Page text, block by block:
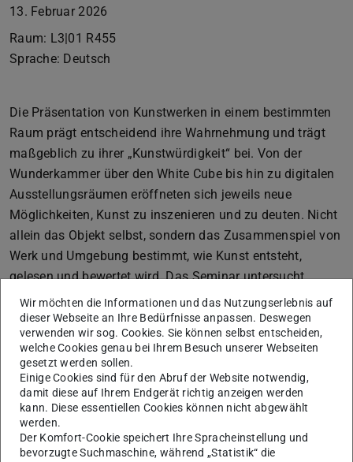
13. Februar 2026
Raum: L3|01 R455
Sprache: Deutsch
Die Präsentation von Kunstwerken in einem bestimmten
Raum prägt entscheidend ihre Wahrnehmung und trägt
maßgeblich zu ihrer „Kunstwürdigkeit“ bei. Von der
Wunderkammer über den White Cube bis hin zu digitalen
Ausstellungsräumen eröffneten sich jeweils neue
Möglichkeiten, Kunst zu inszenieren und zu deuten. Nicht
allein das Objekt selbst, sondern das Zusammenspiel von
Werk und Umgebung bestimmt, wie Kunst entsteht,
gelesen und bewertet wird. Das Seminar untersucht
dieses Verhältnis aus kunsttheoretischer, soziologischer
und architekturhistorischer Perspektive. Dabei werden
sowohl Fragen nach der Geschichte von
Ausstellungsräumen als auch nach den politischen
Dimensionen von Ausstellungen gestellt: Wer legt fest,
was als kunstwürdig gilt und welche Rolle spielt der Raum
in dieser Zuschreibung? Ergänzt wird das Seminar durch
Exkursionen, die es den Teilnehmenden ermöglichen, die
Wir möchten die Informationen und das Nutzungserlebnis auf
dieser Webseite an Ihre Bedürfnisse anpassen. Deswegen
verwenden wir sog. Cookies. Sie können selbst entscheiden,
welche Cookies genau bei Ihrem Besuch unserer Webseiten
gesetzt werden sollen.
Einige Cookies sind für den Abruf der Website notwendig,
damit diese auf Ihrem Endgerät richtig anzeigen werden
kann. Diese essentiellen Cookies können nicht abgewählt
werden.
Der Komfort-Cookie speichert Ihre Spracheinstellung und
bevorzugte Suchmaschine, während „Statistik“ die